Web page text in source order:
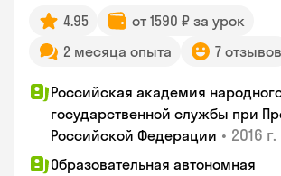
4.95
от 1590 ₽ за урок
2 месяца опыта
7 отзывов
Российская академия
государственной службы при
Российской Федерации • 2016 г.
Образовательная автономная